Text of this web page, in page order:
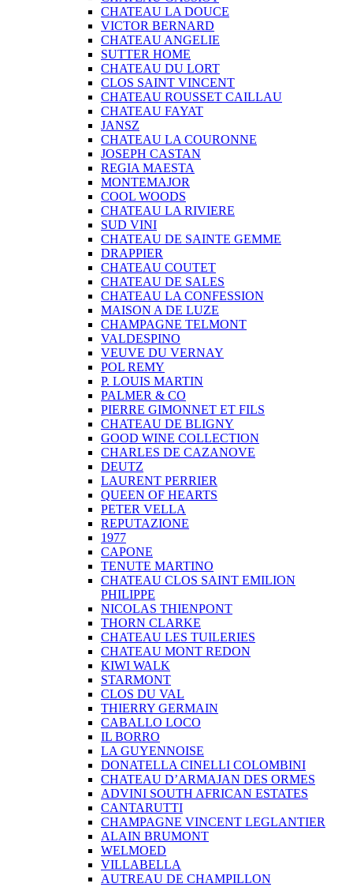
CHATEAU LA DOUCE
VICTOR BERNARD
CHATEAU ANGELIE
SUTTER HOME
CHATEAU DU LORT
CLOS SAINT VINCENT
CHATEAU ROUSSET CAILLAU
CHATEAU FAYAT
JANSZ
CHATEAU LA COURONNE
JOSEPH CASTAN
REGIA MAESTA
MONTEMAJOR
COOL WOODS
CHATEAU LA RIVIERE
SUD VINI
CHATEAU DE SAINTE GEMME
DRAPPIER
CHATEAU COUTET
CHATEAU DE SALES
CHATEAU LA CONFESSION
MAISON A DE LUZE
CHAMPAGNE TELMONT
VALDESPINO
VEUVE DU VERNAY
POL REMY
P. LOUIS MARTIN
PALMER & CO
PIERRE GIMONNET ET FILS
CHATEAU DE BLIGNY
GOOD WINE COLLECTION
CHARLES DE CAZANOVE
DEUTZ
LAURENT PERRIER
QUEEN OF HEARTS
PETER VELLA
REPUTAZIONE
1977
CAPONE
TENUTE MARTINO
CHATEAU CLOS SAINT EMILION
PHILIPPE
NICOLAS THIENPONT
THORN CLARKE
CHATEAU LES TUILERIES
CHATEAU MONT REDON
KIWI WALK
STARMONT
CLOS DU VAL
THIERRY GERMAIN
CABALLO LOCO
IL BORRO
LA GUYENNOISE
DONATELLA CINELLI COLOMBINI
CHATEAU D’ARMAJAN DES ORMES
ADVINI SOUTH AFRICAN ESTATES
CANTARUTTI
CHAMPAGNE VINCENT LEGLANTIER
ALAIN BRUMONT
WELMOED
VILLABELLA
AUTREAU DE CHAMPILLON